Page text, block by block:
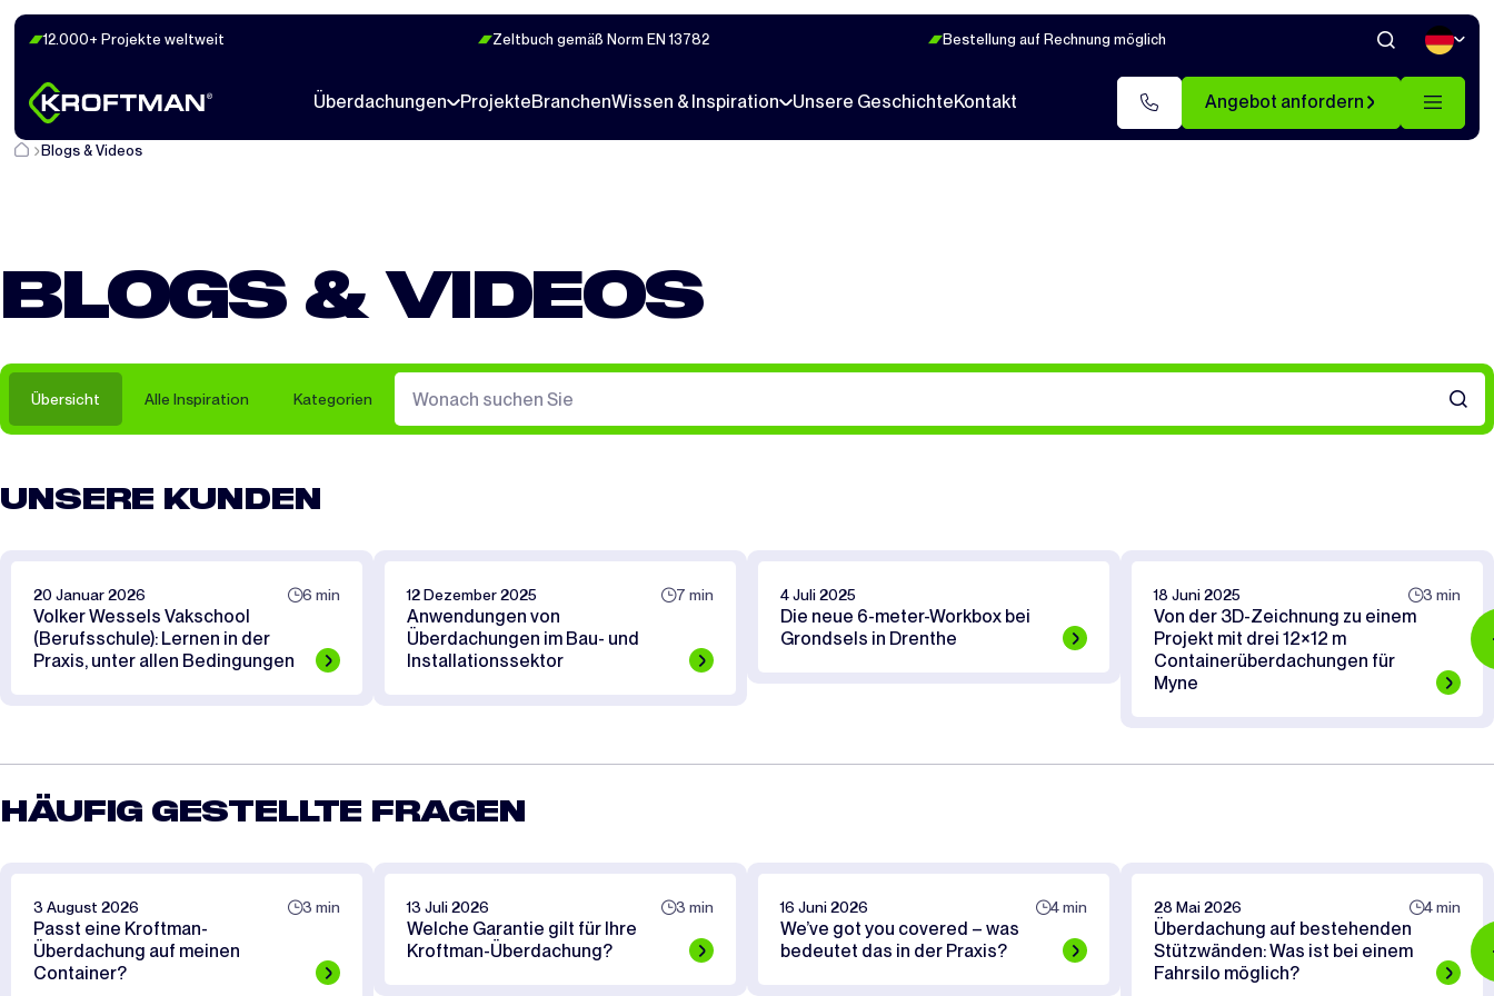
12.000+ Projekte weltweit Zeltbuch gemäß Norm EN 13782 Bestellung auf Rechnung möglich
Überdachungen ProjekteBranchenWissen & Inspiration Unsere GeschichteKontakt Angebot anfordern
Blogs & Videos
BLOGS & VIDEOS
Übersicht Alle Inspiration Kategorien
UNSERE KUNDEN
20 Januar 2026 6 min
Volker Wessels Vakschool
(Berufsschule): Lernen in der
Praxis, unter allen Bedingungen
12 Dezember 2025 7 min
Anwendungen von
Überdachungen im Bau- und
Installationssektor
4 Juli 2025
Die neue 6-meter-Workbox bei
Grondsels in Drenthe
18 Juni 2025 3 min
Von der 3D-Zeichnung zu einem
Projekt mit drei 12×12 m
Containerüberdachungen für
Myne
HÄUFIG GESTELLTE FRAGEN
3 August 2026 3 min
Passt eine Kroftman-
Überdachung auf meinen
Container?
13 Juli 2026 3 min
Welche Garantie gilt für Ihre
Kroftman-Überdachung?
16 Juni 2026 4 min
We’ve got you covered – was
bedeutet das in der Praxis?
28 Mai 2026 4 min
Überdachung auf bestehenden
Stützwänden: Was ist bei einem
Fahrsilo möglich?